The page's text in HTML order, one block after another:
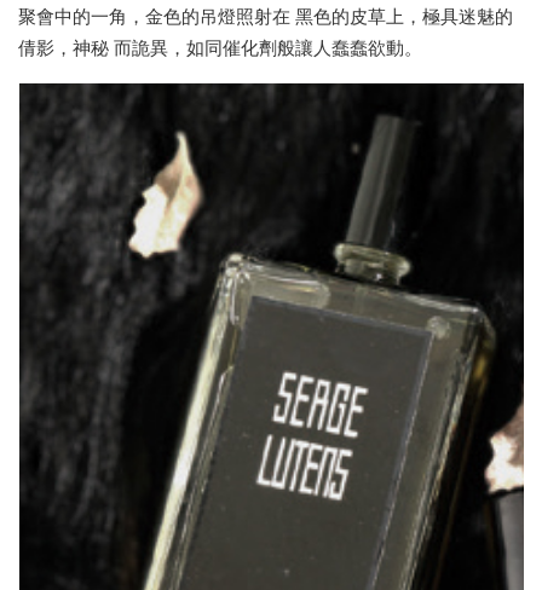
聚會中的一角，金色的吊燈照射在 黑色的皮草上，極具迷魅的
倩影，神秘 而詭異，如同催化劑般讓人蠢蠢欲動。